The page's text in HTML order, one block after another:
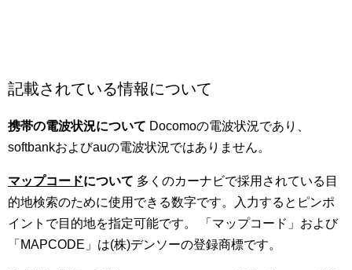
記載されている情報について
携帯の電波状況について Docomoの電波状況であり、
softbankおよびauの電波状況ではありません。
マップコードについて 多くのカーナビで採用されている目
的地検索のために使用できる数字です。入力するとピンポ
イントで目的地を指定可能です。 「マップコード」および
「MAPCODE」は(株)デンソーの登録商標です。